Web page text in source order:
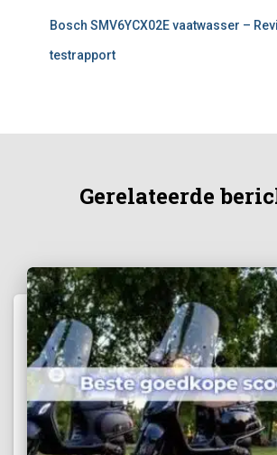
Bosch SMV6YCX02E vaatwasser –
testrapport
Gerelateerde